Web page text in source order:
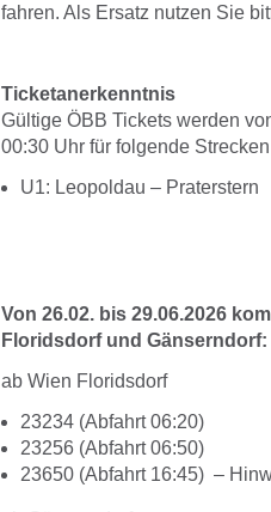
fahren. Als Ersatz nutzen Sie
Ticketanerkenntnis
Gültige ÖBB Tickets werden
00:30 Uhr für folgende
U1: Leopoldau – Praterstern
Von 26.02. bis 29.06.2026
Floridsdorf und Gänserndorf:
ab Wien Floridsdorf
23234 (Abfahrt 06:20)
23256 (Abfahrt 06:50)
23650 (Abfahrt 16:45) –